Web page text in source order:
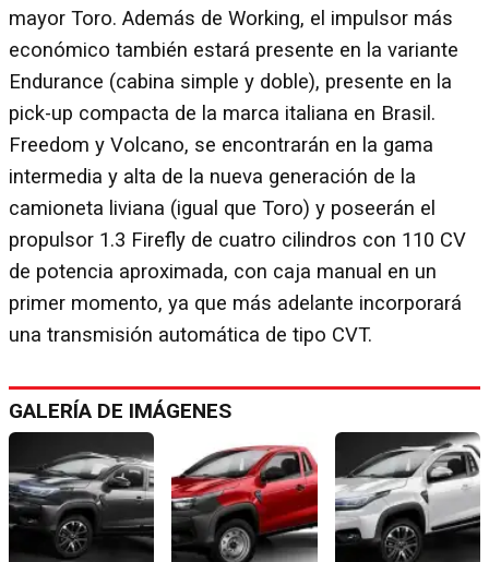
mayor Toro. Además de Working, el impulsor más
económico también estará presente en la variante
Endurance (cabina simple y doble), presente en la
pick-up compacta de la marca italiana en Brasil.
Freedom y Volcano, se encontrarán en la gama
intermedia y alta de la nueva generación de la
camioneta liviana (igual que Toro) y poseerán el
propulsor 1.3 Firefly de cuatro cilindros con 110 CV
de potencia aproximada, con caja manual en un
primer momento, ya que más adelante incorporará
una transmisión automática de tipo CVT.
GALERÍA DE IMÁGENES